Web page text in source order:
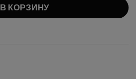
В КОРЗИНУ